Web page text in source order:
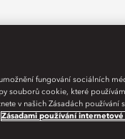
fungování sociálních
souborů cookie, které
v našich Zásadách používání
Zásadami používání